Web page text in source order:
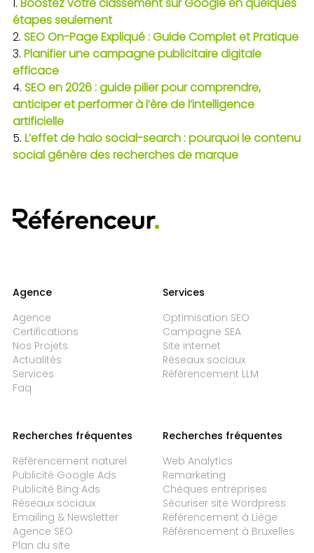
étapes seulement
SEO On-Page Expliqué : Guide Complet et Pratique
Planifier une campagne publicitaire digitale
efficace
SEO en 2026 : guide pilier pour comprendre,
anticiper et performer à l’ère de l’intelligence
artificielle
L’effet de halo social-search : pourquoi le contenu
social génère des recherches de marque
Agence
Agence
Certifications
Nos Projets
Actualités
Services
Faq
Services
Optimisation SEO
Campagne SEA
Site internet
Réseaux sociaux
Référencement LLM
Recherches fréquentes
Référencement naturel
Publicité Google Ads
Publicité Bing Ads
Réseaux sociaux
Emailing & Newsletter
Agence SEO
Plan du site
Recherches fréquentes
Web Analytics
Remarketing
Chèques entreprises
Sécuriser site Wordpress
Référencement à Liège
Référencement à Bruxelles